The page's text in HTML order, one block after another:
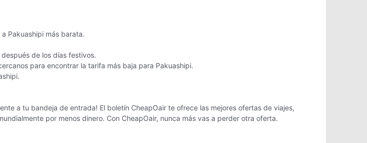
Pakuashipi más barata.
de los días festivos.
para encontrar la tarifa más baja para Pakuashipi.
a tu bandeja de entrada! El boletín CheapOair te ofrece las mejores ofertas de viajes,
por menos dinero. Con CheapOair, nunca más vas a perder otra oferta.